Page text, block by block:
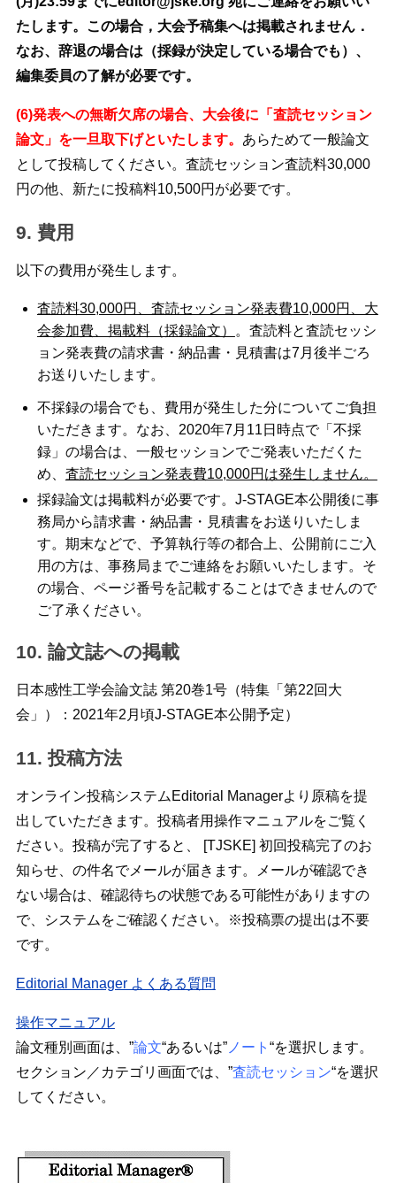
たします。この場合，大会予稿集へは掲載されません．
なお、辞退の場合は（採録が決定している場合でも）、
編集委員の了解が必要です。
(6)発表への無断欠席の場合、大会後に「査読セッション
論文」を一旦取下げといたします。 あらためて一般論文
として投稿してください。査読セッション査読料30,000
円の他、新たに投稿料10,500円が必要です。
9. 費用
以下の費用が発生します。
査読料30,000円、査読セッション発表費10,000円、大
会参加費、掲載料（採録論文）
。査読料と査読セッシ
ョン発表費の請求書・納品書・見積書は7月後半ごろ
お送りいたします。
不採録の場合でも、費用が発生した分についてご負担
いただきます。なお、2020年7月11日時点で「不採
録」の場合は、一般セッションでご発表いただくた
め、 査読セッション発表費10,000円は発生しません。
採録論文は掲載料が必要です。J-STAGE本公開後に事
務局から請求書・納品書・見積書をお送りいたしま
す。期末などで、予算執行等の都合上、公開前にご入
用の方は、事務局までご連絡をお願いいたします。そ
の場合、ページ番号を記載することはできませんので
ご了承ください。
10. 論文誌への掲載
日本感性工学会論文誌 第20巻1号（特集「第22回大
会」）：2021年2月頃J-STAGE本公開予定）
11. 投稿方法
オンライン投稿システムEditorial Managerより原稿を提
出していただきます。投稿者用操作マニュアルをご覧く
ださい。投稿が完了すると、 [TJSKE] 初回投稿完了のお
知らせ、の件名でメールが届きます。メールが確認でき
ない場合は、確認待ちの状態である可能性がありますの
で、システムをご確認ください。※投稿票の提出は不要
です。
Editorial Manager よくある質問
操作マニュアル
論文種別画面は、”論文“あるいは”ノート “を選択します。
セクション／カテゴリ画面では、”査読セッション“を選択
してください。